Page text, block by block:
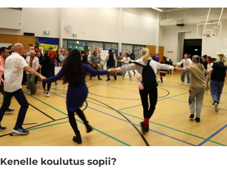
Kenelle koulutus sopii?